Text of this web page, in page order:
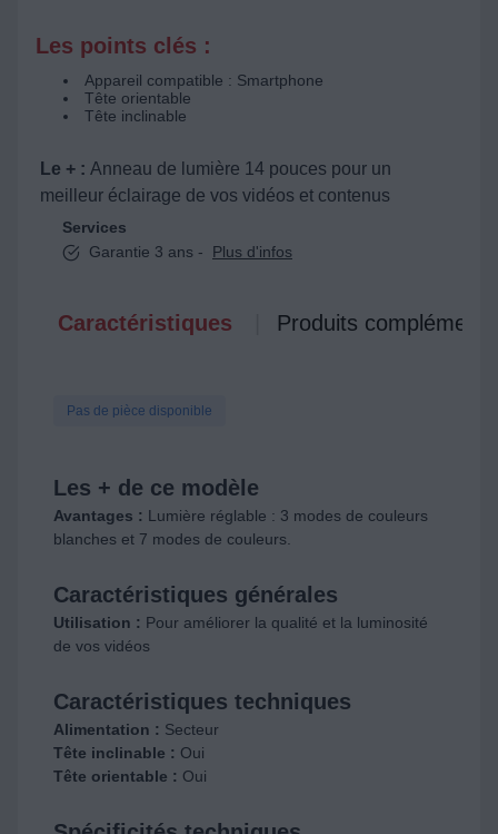
Les points clés :
Appareil compatible : Smartphone
Tête orientable
Tête inclinable
Le + : Anneau de lumière 14 pouces pour un
meilleur éclairage de vos vidéos et contenus
Services
Garantie 3 ans -
Plus d'infos
Caractéristiques Produits
Pas de pièce disponible
Les + de ce modèle
Avantages : Lumière réglable : 3 modes de couleurs
blanches et 7 modes de couleurs.
Caractéristiques générales
Utilisation : Pour améliorer la qualité et la luminosité
de vos vidéos
Caractéristiques techniques
Alimentation : Secteur
Tête inclinable : Oui
Tête orientable : Oui